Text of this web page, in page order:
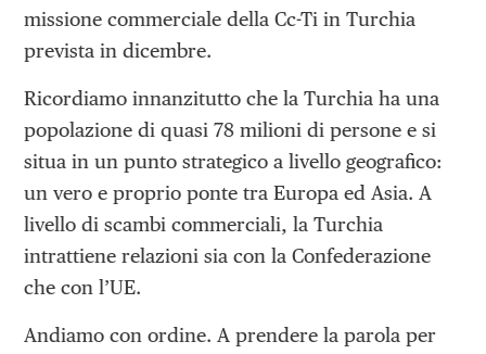
missione commerciale della Cc-Ti in Turchia
prevista in dicembre.
Ricordiamo innanzitutto che la Turchia ha una
popolazione di quasi 78 milioni di persone e si
situa in un punto strategico a livello geografico:
un vero e proprio ponte tra Europa ed Asia. A
livello di scambi commerciali, la Turchia
intrattiene relazioni sia con la Confederazione
che con l’UE.
Andiamo con ordine. A prendere la parola per